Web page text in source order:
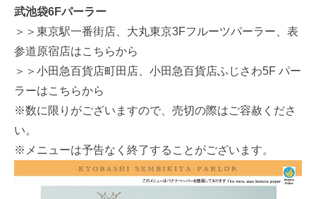
武池袋6Fパーラー
＞＞東京駅一番街店、大丸東京3Fフルーツパーラー、表
参道原宿店はこちらから
＞＞小田急百貨店町田店、小田急百貨店ふじさわ5F パー
ラーはこちらから
※数に限りがございますので、売切の際はご容赦くださ
い。
※メニューは予告なく終了することがございます。